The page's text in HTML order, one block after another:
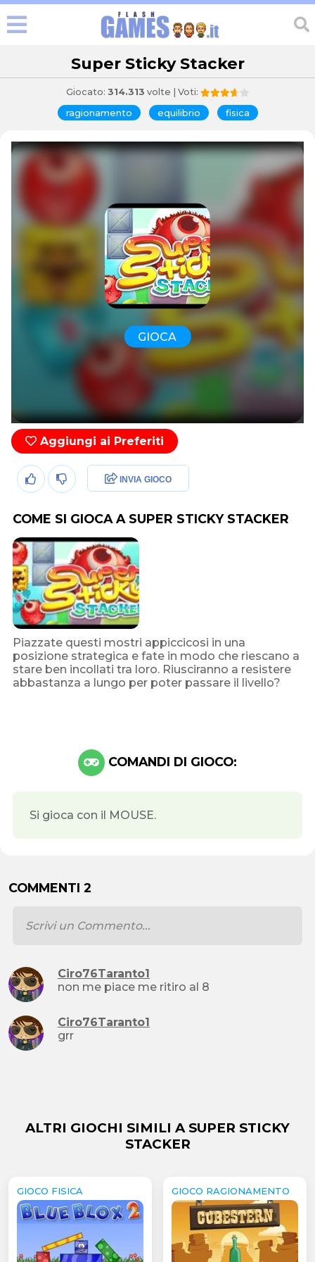
Super Sticky Stacker
Giocato: 314.313 volte | Voti:
ragionamento equilibrio fisica
GIOCA
Aggiungi ai Preferiti
INVIA GIOCO
COME SI GIOCA A SUPER STICKY STACKER
Piazzate questi mostri appiccicosi in una
posizione strategica e fate in modo che riescano a
stare ben incollati tra loro. Riusciranno a resistere
abbastanza a lungo per poter passare il livello?
COMANDI DI GIOCO:
Si gioca con il MOUSE.
COMMENTI 2
Ciro76Taranto1
non me piace me ritiro al 8
Ciro76Taranto1
grr
ALTRI GIOCHI SIMILI A SUPER STICKY
STACKER
GIOCO FISICA GIOCO RAGIONAMENTO